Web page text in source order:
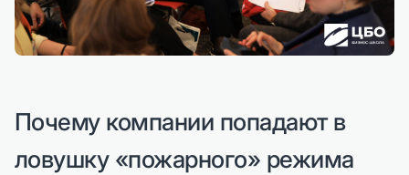
Почему компании попадают в
ловушку «пожарного» режима